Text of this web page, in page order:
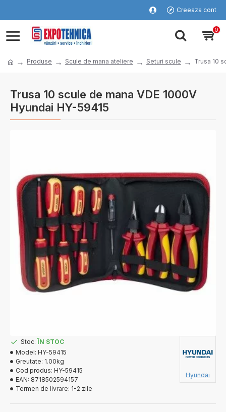
Creeaza cont
0
Produse Scule de mana ateliere Seturi scule Trusa 10
Trusa 10 scule de mana VDE 1000V
Hyundai HY-59415
Stoc: ÎN STOC
Model: HY-59415
Greutate: 1.00kg
Cod produs: HY-59415
EAN: 8718502594157
Termen de livrare: 1-2 zile
Hyundai